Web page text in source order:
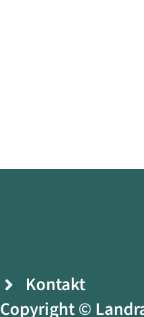
Kontakt
Copyright ©